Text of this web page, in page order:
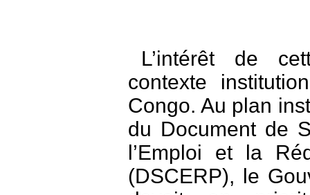
L’intérêt de
contexte
Congo. Au plan
du Document de
l’Emploi et la
(DSCERP), le